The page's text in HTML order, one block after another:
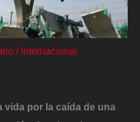
/ Internacional
vida por la caída de una